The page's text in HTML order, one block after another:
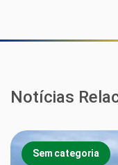
Notícias
Sem categoria